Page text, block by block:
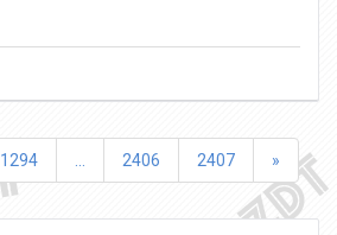
1294 ... 2406 2407 » Вперед